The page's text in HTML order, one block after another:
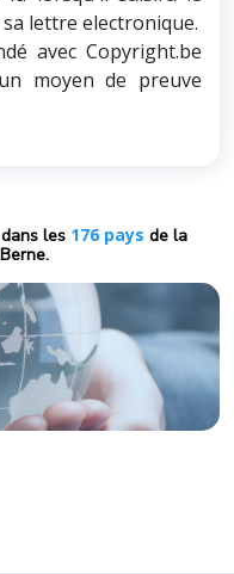
lettre electronique.
avec Copyright.be
moyen de preuve
les 176 pays de la